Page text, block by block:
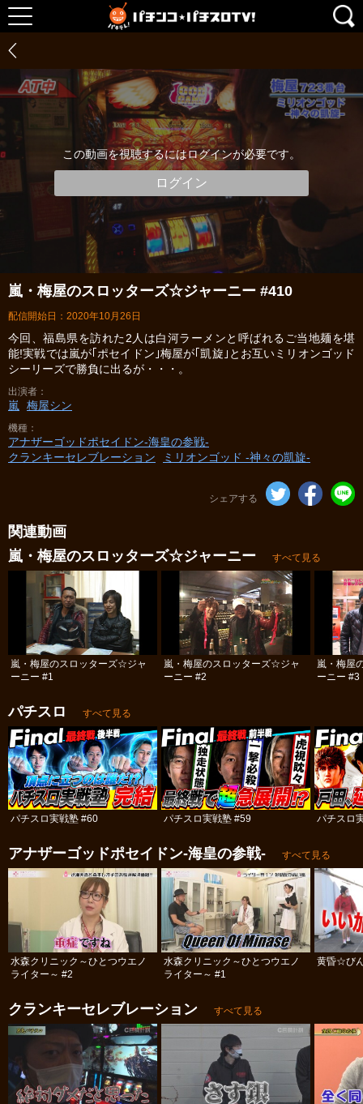
この動画を視聴するにはログインが必要です。
ログイン
嵐・梅屋のスロッターズ☆ジャーニー #410
配信開始日：2020年10月26日
今回、福島県を訪れた2人は白河ラーメンと呼ばれるご当地麺を堪
能!実戦では嵐が｢ポセイドン｣梅屋が｢凱旋｣とお互いミリオンゴッド
シーリーズで勝負に出るが・・・。
出演者
嵐 梅屋シン
機種
アナザーゴッドポセイドン-海皇の参戦-
クランキーセレブレーション
ミリオンゴッド -神々の凱旋-
シェアする
関連動画
嵐・梅屋のスロッターズ☆ジャーニー
すべて見る
嵐・梅屋のスロッターズ☆ジャ
ーニー #1
嵐・梅屋のスロッターズ☆ジャ
ーニー #2
嵐・梅屋
ーニー #3
パチスロ すべて見る
パチスロ実戦塾 #60 パチスロ実戦塾 #59 パチスロ
アナザーゴッドポセイドン-海皇の参戦- すべて見る
水森クリニック～ひとつウエノ
ライター～ #2
水森クリニック～ひとつウエノ
ライター～ #1
黄昏☆び
クランキーセレブレーション すべて見る